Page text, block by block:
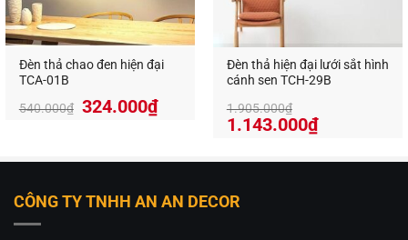
Đèn thả chao đen hiện đại
TCA-01B
540.000₫ 324.000₫
Đèn thả hiện đại lưới sắt hình
cánh sen TCH-29B
1.905.000₫
1.143.000₫
CÔNG TY TNHH AN AN DECOR